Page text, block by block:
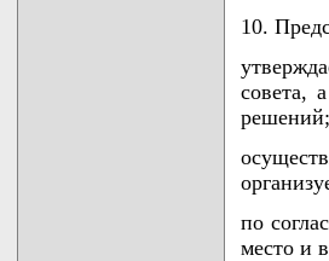
10.
совета,
решений;
по
место и